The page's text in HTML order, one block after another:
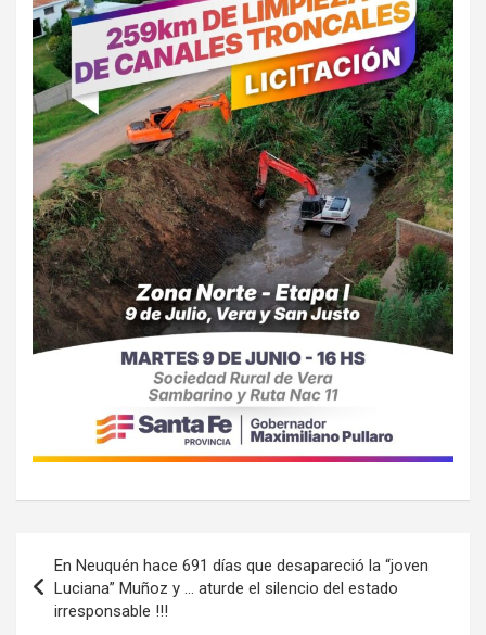
de
entradas
En Neuquén hace 691 días que desapareció la “joven
Luciana” Muñoz y … aturde el silencio del estado
irresponsable !!!